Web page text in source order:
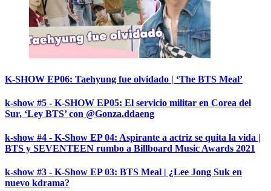
K-SHOW EP06: Taehyung fue olvidado | ‘The BTS Meal’
k-show #5 - K-SHOW EP05: El servicio militar en Corea del
Sur, ‘Ley BTS’ con @Gonza.ddaeng
k-show #4 - K-Show EP 04: Aspirante a actriz se quita la vida |
BTS y SEVENTEEN rumbo a Billboard Music Awards 2021
k-show #3 - K-Show EP 03: BTS Meal | ¿Lee Jong Suk en
nuevo kdrama?